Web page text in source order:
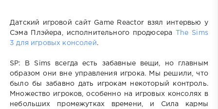
Датский игровой сайт Game Reactor взял интервью у
Сэма Плэйера, исполнительного продюсера
The Sims
3 для игровых консолей.
SP: В Sims всегда есть забавные вещи, но главным
образом они вне управления игрока. Мы решили, что
было бы забавно дать игрокам некоторый контроль.
Множество игроков, особенно на игровых консолях в
небольших промежутках времени, и Сила кармы